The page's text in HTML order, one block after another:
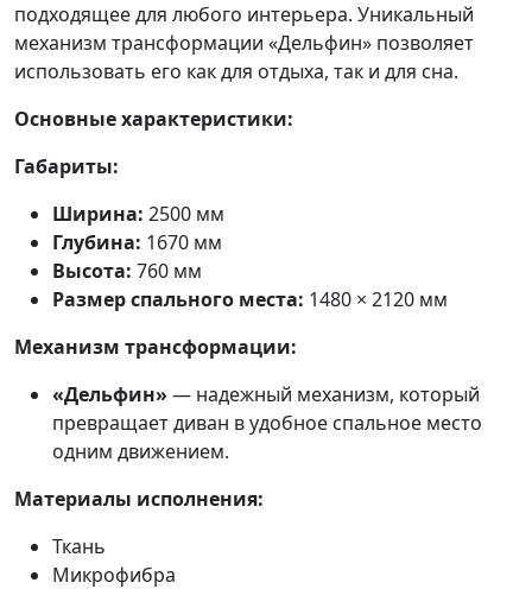
подходящее для любого интерьера. Уникальный
механизм трансформации «Дельфин» позволяет
использовать его как для отдыха, так и для сна.
Основные характеристики:
Габариты:
Ширина: 2500 мм
Глубина: 1670 мм
Высота: 760 мм
Размер спального места: 1480 × 2120 мм
Механизм трансформации:
«Дельфин» — надежный механизм, который
превращает диван в удобное спальное место
одним движением.
Материалы исполнения:
Ткань
Микрофибра